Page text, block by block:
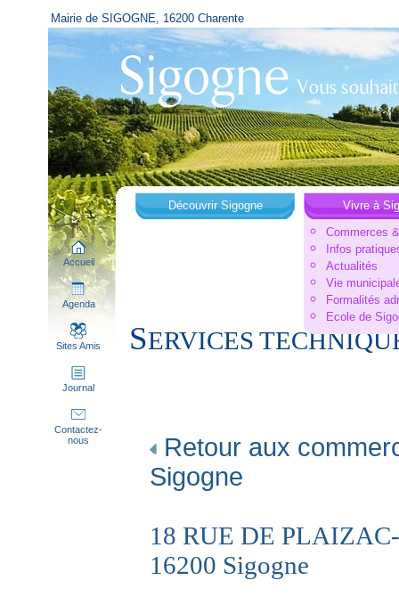
Mairie de SIGOGNE, 16200 Charente
Accueil
Agenda
Sites Amis
Journal
Contactez-
nous
Découvrir Sigogne
Vivre à
Commerces
Infos
Actualités
Vie
Formalités
Ecole de
SERVICES
Retour aux
Sigogne
18 RUE DE
16200 Sigogne